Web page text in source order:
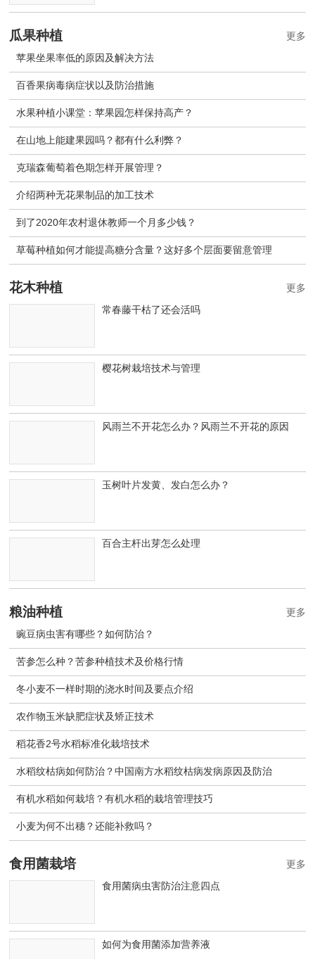
瓜果种植
苹果坐果率低的原因及解决方法
百香果病毒病症状以及防治措施
水果种植小课堂：苹果园怎样保持高产？
在山地上能建果园吗？都有什么利弊？
克瑞森葡萄着色期怎样开展管理？
介绍两种无花果制品的加工技术
到了2020年农村退休教师一个月多少钱？
草莓种植如何才能提高糖分含量？这好多个层面要留意管理
更多
花木种植
常春藤干枯了还会活吗
樱花树栽培技术与管理
风雨兰不开花怎么办？风雨兰不开花的原因
玉树叶片发黄、发白怎么办？
百合主杆出芽怎么处理
更多
粮油种植
豌豆病虫害有哪些？如何防治？
苦参怎么种？苦参种植技术及价格行情
冬小麦不一样时期的浇水时间及要点介绍
农作物玉米缺肥症状及矫正技术
稻花香2号水稻标准化栽培技术
水稻纹枯病如何防治？中国南方水稻纹枯病发病原因及防治
有机水稻如何栽培？有机水稻的栽培管理技巧
小麦为何不出穗？还能补救吗？
更多
食用菌栽培
食用菌病虫害防治注意四点
如何为食用菌添加营养液
更多